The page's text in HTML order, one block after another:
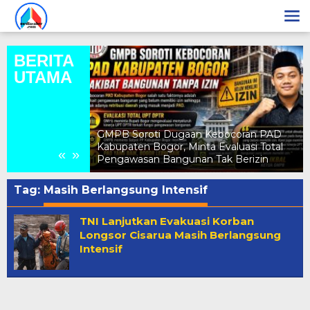
Lewati
konten
BERITA
UTAMA
« »
GMPB Soroti Dugaan Kebocoran PAD
Kabupaten Bogor, Minta Evaluasi Total
Pengawasan Bangunan Tak Berizin
Tag: Masih Berlangsung Intensif
TNI Lanjutkan Evakuasi Korban
Longsor Cisarua Masih Berlangsung
Intensif